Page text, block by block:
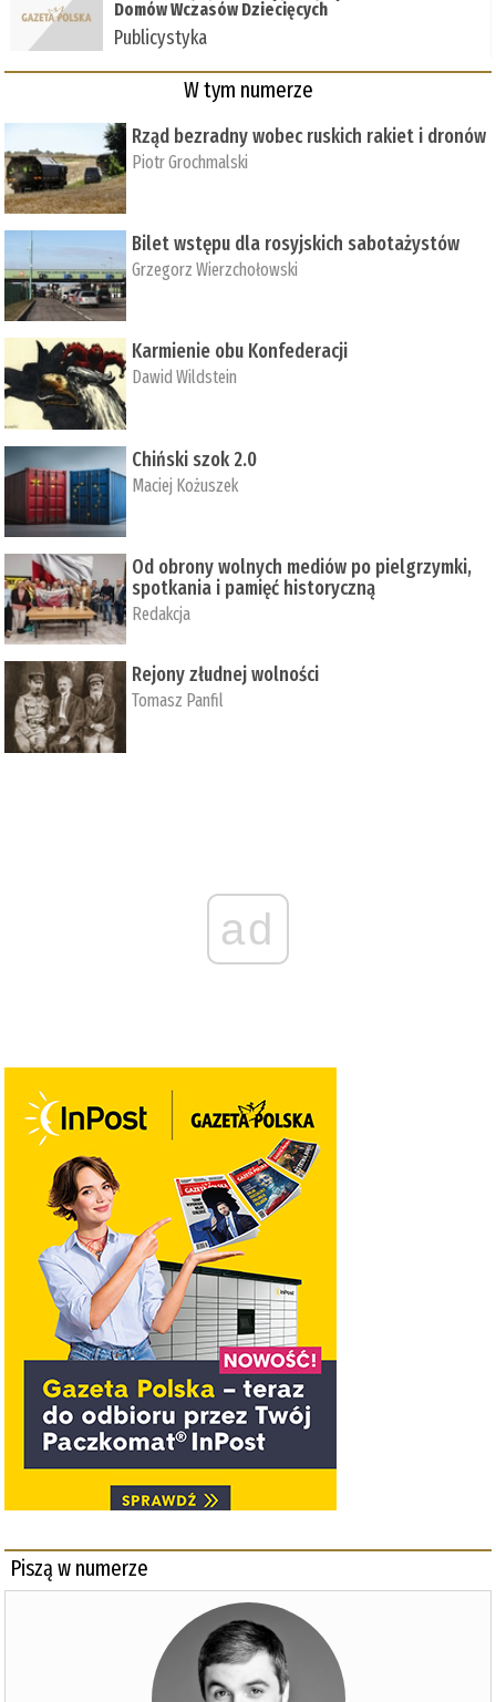
Domów Wczasów Dziecięcych
Publicystyka
W tym numerze
Rząd bezradny wobec ruskich rakiet i dronów
Piotr Grochmalski
Bilet wstępu dla rosyjskich sabotażystów
Grzegorz Wierzchołowski
Karmienie obu Konfederacji
Dawid Wildstein
Chiński szok 2.0
Maciej Kożuszek
Od obrony wolnych mediów po pielgrzymki,
spotkania i pamięć historyczną
Redakcja
Rejony złudnej wolności
Tomasz Panfil
ad
Piszą w numerze